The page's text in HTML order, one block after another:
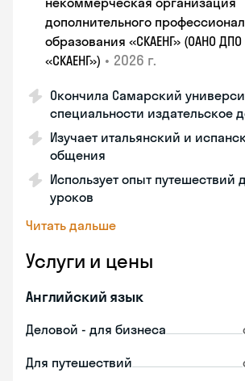
дополнительного
образования «СКАЕНГ» (ОАНО ДПО
«СКАЕНГ») • 2026 г.
Окончила Самарский
специальности издательское
Изучает итальянский и
общения
Использует опыт путешествий
уроков
Читать дальше
Услуги и цены
Английский язык
Деловой - для бизнеса
Для путешествий